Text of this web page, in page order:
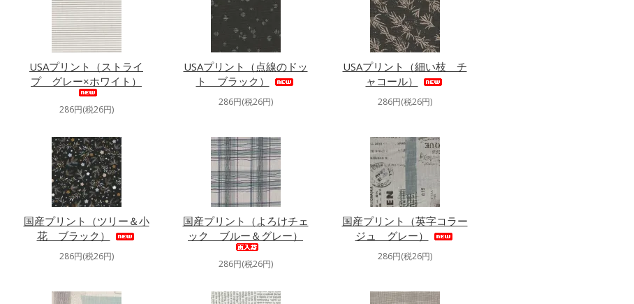
USAプリント（ストライ
プ グレー×ホワイト）
286円(税26円)
USAプリント（点線のドッ
ト ブラック）
286円(税26円)
USAプリント（細い枝 チ
ャコール）
286円(税26円)
国産プリント（ツリー＆小
花 ブラック）
286円(税26円)
国産プリント（よろけチェ
ック ブルー＆グレー）
286円(税26円)
国産プリント（英字コラー
ジュ グレー）
286円(税26円)